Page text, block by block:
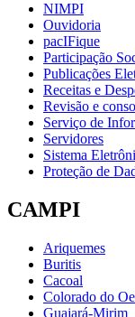
NIMPI
Ouvidoria
pacIFique
Participação
Publicações
Receitas e
Revisão e
Serviço de
Servidores
Sistema
Proteção de
CAMPI
Ariquemes
Buritis
Cacoal
Colorado do
Guajará-Mirim